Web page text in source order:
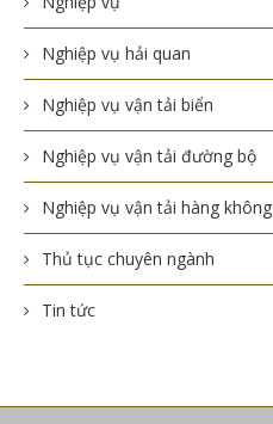
Nghiệp vụ hải quan
Nghiệp vụ vận tải biển
Nghiệp vụ vận tải đường bộ
Nghiệp vụ vận tải hàng không
Thủ tục chuyên ngành
Tin tức